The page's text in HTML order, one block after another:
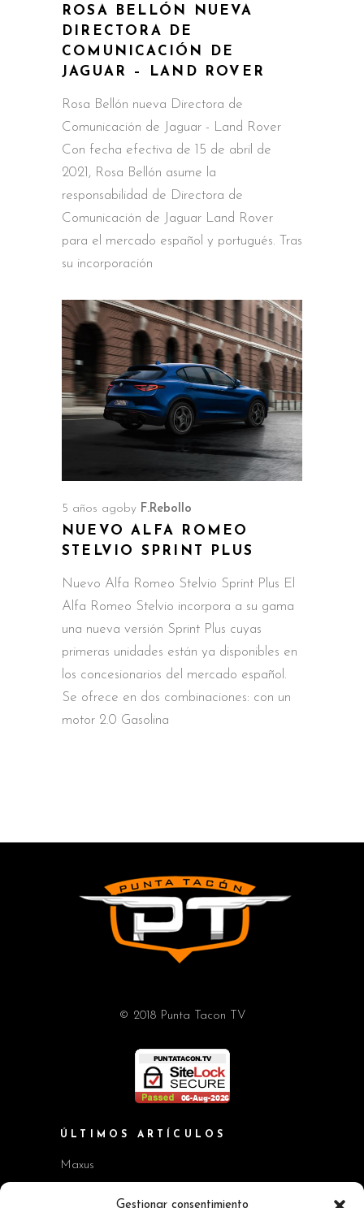
Gestionar consentimiento
ROSA BELLÓN NUEVA
DIRECTORA DE
COMUNICACIÓN DE
JAGUAR – LAND ROVER
Rosa Bellón nueva Directora de
Comunicación de Jaguar - Land Rover
Con fecha efectiva de 15 de abril de
2021, Rosa Bellón asume la
responsabilidad de Directora de
Comunicación de Jaguar Land Rover
para el mercado español y portugués. Tras
su incorporación
5 años ago by F.Rebollo
NUEVO ALFA ROMEO
STELVIO SPRINT PLUS
Nuevo Alfa Romeo Stelvio Sprint Plus El
Alfa Romeo Stelvio incorpora a su gama
una nueva versión Sprint Plus cuyas
primeras unidades están ya disponibles en
los concesionarios del mercado español.
Se ofrece en dos combinaciones: con un
motor 2.0 Gasolina
© 2018 Punta Tacon TV
ÚLTIMOS ARTÍCULOS
Maxus
Workshop BMW Neue Klasse